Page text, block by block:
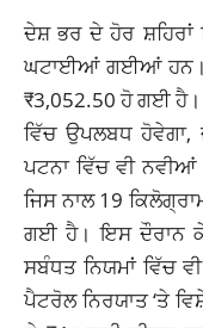
ਦੇਸ਼ ਭਰ ਦੇ ਹੋਰ ਸ਼ਹਿਰਾਂ
ਘਟਾਈਆਂ ਗਈਆਂ ਹਨ।
₹3,052.50 ਹੋ ਗਈ ਹੈ।
ਵਿੱਚ ਉਪਲਬਧ ਹੋਵੇਗਾ,
ਪਟਨਾ ਵਿੱਚ ਵੀ
ਜਿਸ ਨਾਲ 19
ਗਈ ਹੈ। ਇਸ ਦੌਰਾਨ
ਸਬੰਧਤ ਨਿਯਮਾਂ ਵਿੱਚ
ਪੈਟਰੋਲ ਨਿਰਯਾਤ ‘ਤੇ